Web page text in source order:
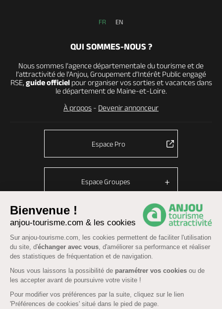
Bienvenue !
anjou-tourisme.com & les cookies
Sur anjou-tourisme.com, les cookies permettent de faciliter l'utilisation
du site, d'échanger avec vous, d'améliorer sa performance et réaliser
des statistiques de fréquentation et de navigation.
Nous vous laissons la possibilité de paramétrer vos cookies ou de
les accepter avant de poursuivre votre visite !
Pour modifier vos préférences par la suite, cliquez sur le lien
'Préférences de cookies' situé dans le pied de page.
FR EN
QUI SOMMES-NOUS ?
Nous sommes l’agence départementale du tourisme et de
l’attractivité de l’Anjou, Groupement d’Intérêt Public engagé
RSE, guide officielpour organiser vos sorties et vacances dans
le département de Maine-et-Loire.
À propos - Devenir annonceur
Espace Pro
Espace Groupes
© Anjou tourisme 2026 -Plan du site-Fonctionnement du site
Mentions légales Données personnelles
CGU Réservation-Accessibilité : partiellement conforme